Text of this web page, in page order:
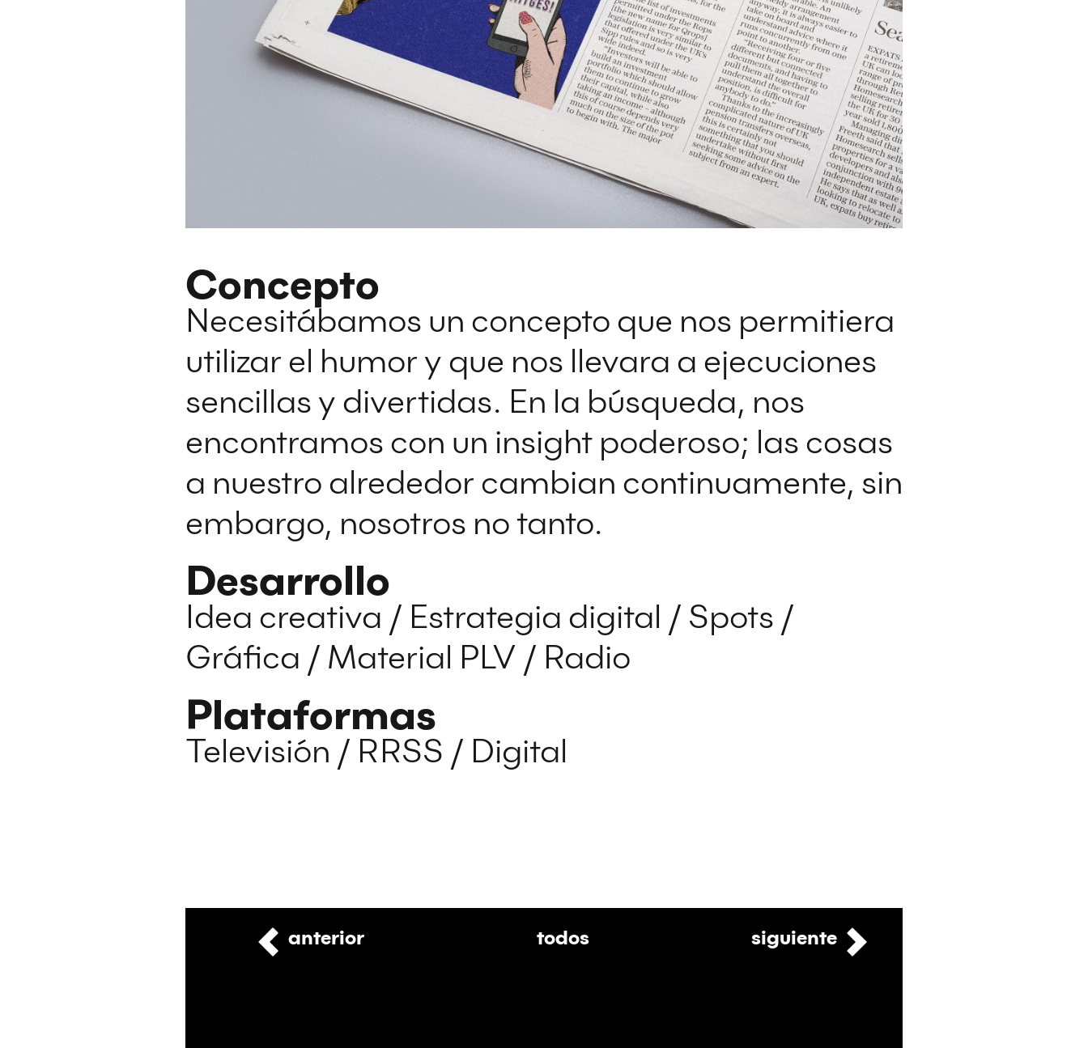
Concepto
Necesitábamos un concepto que nos permitiera
utilizar el humor y que nos llevara a ejecuciones
sencillas y divertidas. En la búsqueda, nos
encontramos con un insight poderoso; las cosas
a nuestro alrededor cambian continuamente, sin
embargo, nosotros no tanto.
Desarrollo
Idea creativa / Estrategia digital / Spots /
Gráfica / Material PLV / Radio
Plataformas
Televisión / RRSS / Digital
anterior todos siguiente